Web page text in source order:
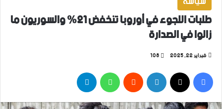
طلبات اللجوء في أوروبا تنخفض 21% والسوريون ما
زالوا في الصدارة
فبراير 22, 2025 108
فيسبوك‫X لينكدإن واتساب